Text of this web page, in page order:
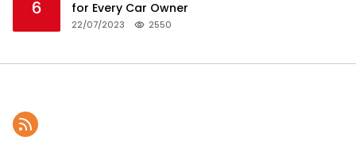
6
for Every Car Owner
22/07/2023 2550